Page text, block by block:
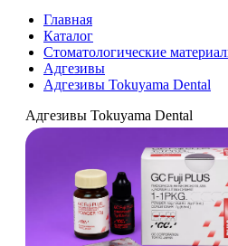
Главная
Каталог
Стоматологические
Адгезивы
Адгезивы Tokuyama Dental
Адгезивы Tokuyama Dental